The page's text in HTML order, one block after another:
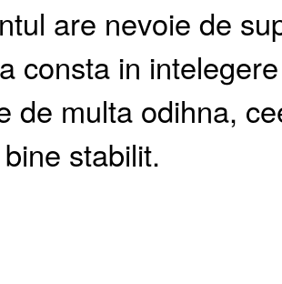
are nevoie de
consta in
de multa odihna,
stabilit.